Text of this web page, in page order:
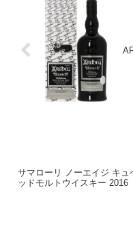
サマローリ ノーエイジ キュ
ッドモルトウイスキー 2016